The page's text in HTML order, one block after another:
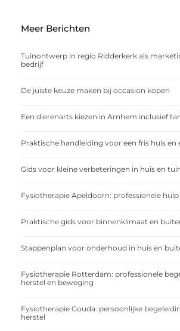
Meer Berichten
Tuinontwerp in regio Ridderkerk als
bedrijf
De juiste keuze maken bij occasion kopen
Een dierenarts kiezen in Arnhem inclusief
Praktische handleiding voor een fris huis en
Gids voor kleine verbeteringen in huis en
Fysiotherapie Apeldoorn: professionele
Praktische gids voor binnenklimaat en
Stappenplan voor onderhoud in huis en
Fysiotherapie Rotterdam: professionele
herstel en beweging
Fysiotherapie Gouda: persoonlijke
herstel